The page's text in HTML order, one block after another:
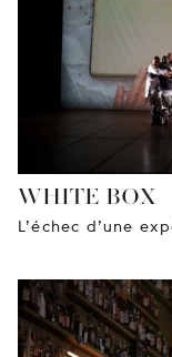
WHITE BOX
L’échec d’une